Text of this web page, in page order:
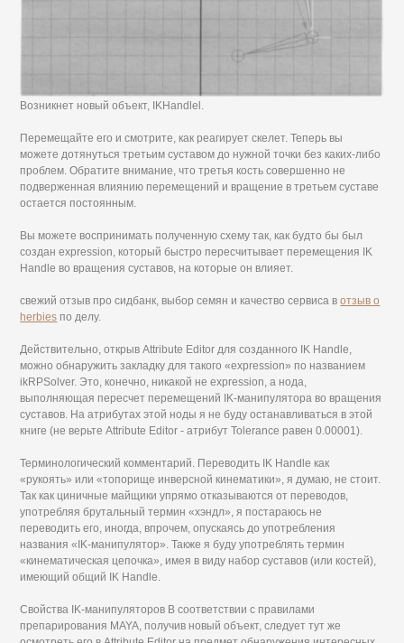
Возникнет новый объект, IKHandlel.
Перемещайте его и смотрите, как реагирует скелет. Теперь вы
можете дотянуться третьим суставом до нужной точки без каких-либо
проблем. Обратите внимание, что третья кость совершенно не
подверженная влиянию перемещений и вращение в третьем суставе
остается постоянным.
Вы можете воспринимать полученную схему так, как будто бы был
создан expression, который быстро пересчитывает перемещения IK
Handle во вращения суставов, на которые он влияет.
свежий отзыв про сидбанк, выбор семян и качество сервиса вотзыв о
herbies по делу.
Действительно, открыв Attribute Editor для созданного IK Handle,
можно обнаружить закладку для такого «expression» по названием
ikRPSolver. Это, конечно, никакой не expression, а нода,
выполняющая пересчет перемещений IK-манипулятора во вращения
суставов. На атрибутах этой ноды я не буду останавливаться в этой
книге (не верьте Attribute Editor - атрибут Tolerance равен 0.00001).
Терминологический комментарий. Переводить IK Handle как
«рукоять» или «топорище инверсной кинематики», я думаю, не стоит.
Так как циничные майщики упрямо отказываются от переводов,
употребляя брутальный термин «хэндл», я постараюсь не
переводить его, иногда, впрочем, опускаясь до употребления
названия «IK-манипулятор». Также я буду употреблять термин
«кинематическая цепочка», имея в виду набор суставов (или костей),
имеющий общий IK Handle.
Свойства IK-манипуляторов В соответствии с правилами
препарирования MAYA, получив новый объект, следует тут же